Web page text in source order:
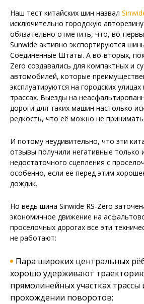
Наш тест китайских шин назвал
исключительно городскую
обязательно отметить, что, во-
Sunwide активно экспортируются
Соединенные Штаты. А во-вторых,
Zero создавались для компактных и
автомобилей, которые
эксплуатируются на городских
трассах. Выезды на
дороги для таких машин настолько
редкость, что её можно не принимать
И потому неудивительно, что эти
отзывы получили негативные только
недостаточного сцепления с
особенно, если её перед этим
дождик.
Но ведь шина Sinwide RS-Zero
экономичное движение на
проселочных дорогах все эти
не работают:
Пара широких центральных
хорошо удерживают
прямолинейных участках трассы
прохождении поворотов;